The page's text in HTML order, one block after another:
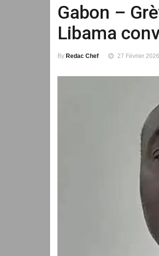
Gabon –
Libama
By Redac Chef 27 Février 2026